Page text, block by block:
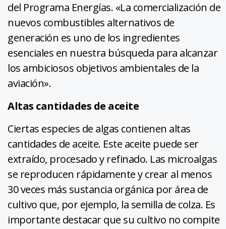
del Programa Energías. «La comercialización de
nuevos combustibles alternativos de
generación es uno de los ingredientes
esenciales en nuestra búsqueda para alcanzar
los ambiciosos objetivos ambientales de la
aviación».
Altas cantidades de aceite
Ciertas especies de algas contienen altas
cantidades de aceite. Este aceite puede ser
extraído, procesado y refinado. Las microalgas
se reproducen rápidamente y crear al menos
30 veces más sustancia orgánica por área de
cultivo que, por ejemplo, la semilla de colza. Es
importante destacar que su cultivo no compite